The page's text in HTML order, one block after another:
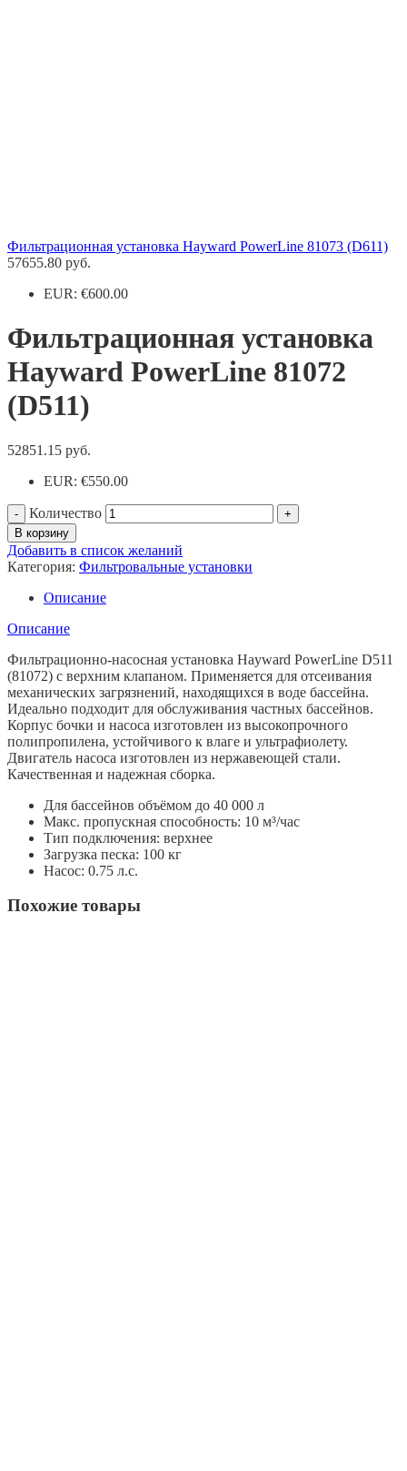
Фильтрационная установка Hayward PowerLine 81073 (D611)
57655.80 руб.
EUR: €600.00
Фильтрационная установка
Hayward PowerLine 81072
(D511)
52851.15 руб.
EUR: €550.00
Количество
В корзину
Добавить в список желаний
Категория: Фильтровальные установки
Описание
Описание
Фильтрационно-насосная установка Hayward PowerLine D511
(81072) с верхним клапаном. Применяется для отсеивания
механических загрязнений, находящихся в воде бассейна.
Идеально подходит для обслуживания частных бассейнов.
Корпус бочки и насоса изготовлен из высокопрочного
полипропилена, устойчивого к влаге и ультрафиолету.
Двигатель насоса изготовлен из нержавеющей стали.
Качественная и надежная сборка.
Для бассейнов объёмом до 40 000 л
Макс. пропускная способность: 10 м³/час
Тип подключения: верхнее
Загрузка песка: 100 кг
Насос: 0.75 л.с.
Похожие товары